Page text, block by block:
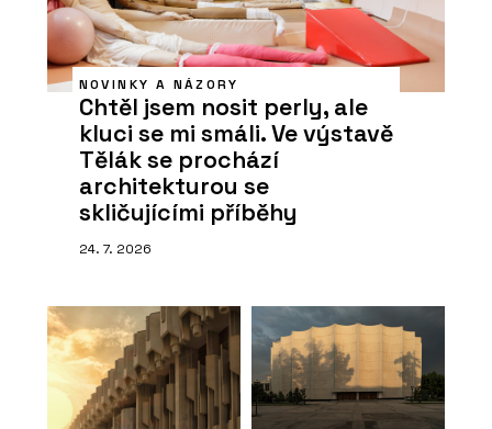
NOVINKY A NÁZORY
Chtěl jsem nosit perly, ale
kluci se mi smáli. Ve výstavě
Tělák se prochází
architekturou se
skličujícími příběhy
24. 7. 2026